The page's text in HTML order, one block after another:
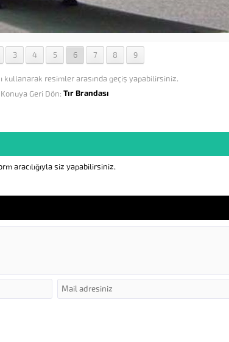
3 4 5 6 7 8 9
kullanarak resimler arasında geçiş yapabilirsiniz.
Konuya Geri Dön: Tır Brandası
aracılığıyla siz yapabilirsiniz.